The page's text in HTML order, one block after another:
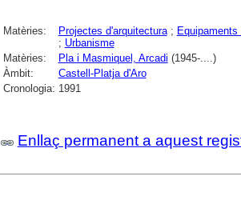
Matèries: Projectes d'arquitectura; Equipaments
; Urbanisme
Matèries:
Pla i Masmiquel, Arcadi (1945-....)
Àmbit:
Castell-Platja d'Aro
Cronologia: 1991
Enllaç permanent a aquest